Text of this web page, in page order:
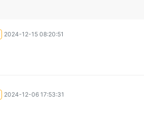
2024-12-15 08:20:51
2024-12-06 17:53:31